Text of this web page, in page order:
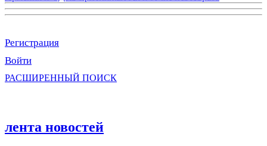
Регистрация
Войти
РАСШИРЕННЫЙ ПОИСК
лента новостей